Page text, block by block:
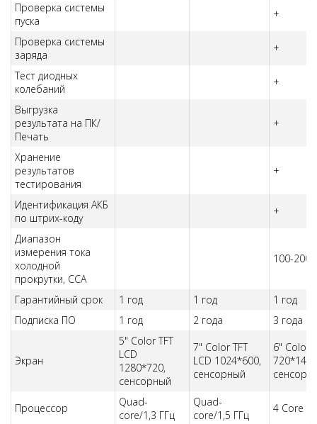
Проверка системы
пуска
+
Проверка системы
заряда
+
Тест диодных
колебаний
+
Выгрузка
результата на ПК/
Печать
+
Хранение
результатов
тестирования
+
Идентификация АКБ
по штрих-коду
+
Диапазон
измерения тока
холодной
прокрутки, ССА
100-
Гарантийный срок 1 год 1 год
1 год
Подписка ПО
1 год 2 года 3 года
Экран
5" Color TFT
LCD
1280*720,
сенсорный
7" Color TFT
LCD 1024*600,
сенсорный
6" Color
Процессор
Quad-
core/1,3 ГГц
Quad-
core/1,5 ГГц
4 Core